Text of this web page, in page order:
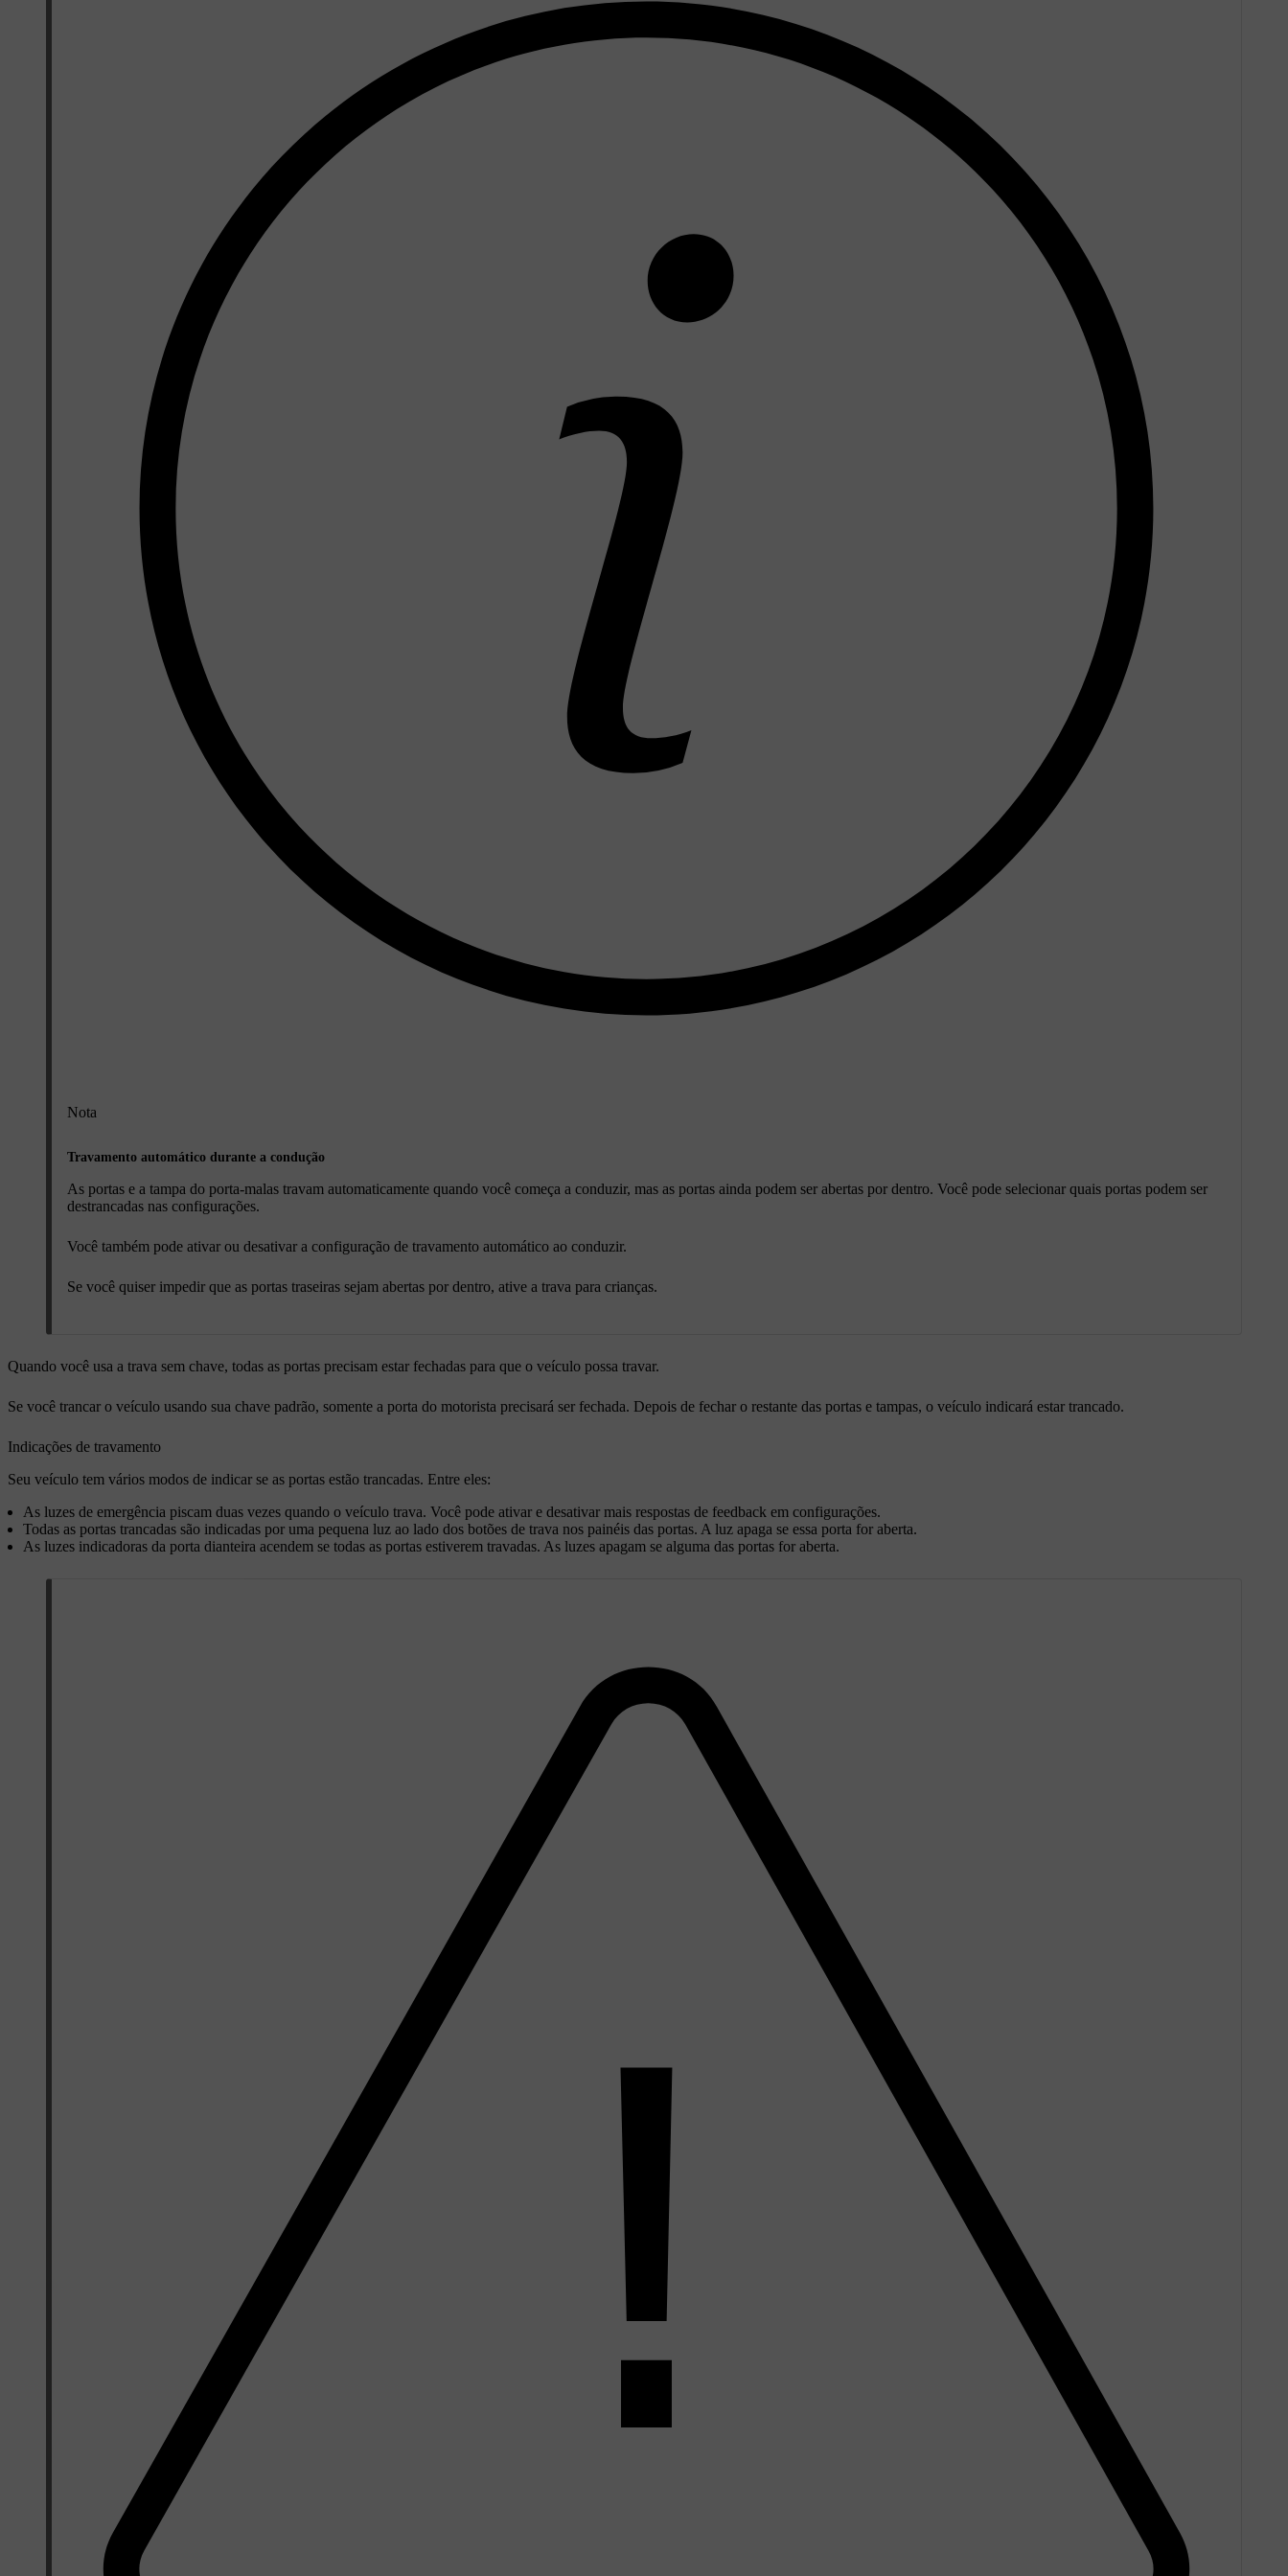
Nota
Travamento automático durante a condução
As portas e a tampa do porta-malas travam automaticamente quando você começa a conduzir, mas as portas ainda podem ser abertas por dentro. Você pode selecionar quais portas podem ser
destrancadas nas configurações.
Você também pode ativar ou desativar a configuração de travamento automático ao conduzir.
Se você quiser impedir que as portas traseiras sejam abertas por dentro, ative a trava para crianças.
Quando você usa a trava sem chave, todas as portas precisam estar fechadas para que o veículo possa travar.
Se você trancar o veículo usando sua chave padrão, somente a porta do motorista precisará ser fechada. Depois de fechar o restante das portas e tampas, o veículo indicará estar trancado.
Indicações de travamento
Seu veículo tem vários modos de indicar se as portas estão trancadas. Entre eles:
As luzes de emergência piscam duas vezes quando o veículo trava. Você pode ativar e desativar mais respostas de feedback em configurações.
Todas as portas trancadas são indicadas por uma pequena luz ao lado dos botões de trava nos painéis das portas. A luz apaga se essa porta for aberta.
As luzes indicadoras da porta dianteira acendem se todas as portas estiverem travadas. As luzes apagam se alguma das portas for aberta.